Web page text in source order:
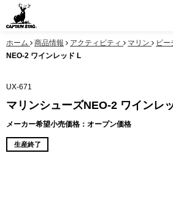
ホーム 商品情報 アクティビティ マリン ビー
NEO-2 ワインレッド L
UX-671
マリンシューズNEO-2 ワインレ
メーカー希望小売価格：オープン価格
生産終了